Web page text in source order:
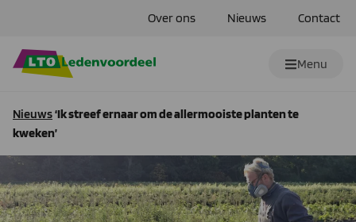
Over ons Nieuws Contact
Menu
Nieuws‘Ik streef ernaar om de allermooiste planten te
kweken’